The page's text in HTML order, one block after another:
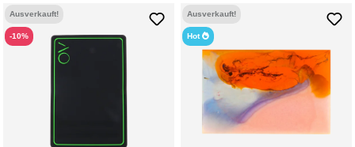
Ausverkauft!
-10%
Ausverkauft!
Hot